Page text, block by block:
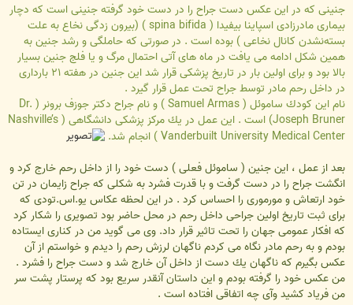
جنینی كه در این عكس دست جراح را در دست خود گرفته جنینی است كه دچار
بیماری مادرزادی اسپاینا بیفیدا ( spina bifida ) (بیرون زدگی نخاع به علت
بسته‌نشدن كانال نخاعی ) بوده است . در صورتی كه حاملگی و رشد جنین به
همین شكل ادامه می یافت در ماه های آتی احتمال مرگ و یا فلج جنین بسیار
بالا بود و برای اولین بار در تاریخ پزشكی قرار شد این جنین در هفته ۲۱ بارداری
در داخل رحم مادر توسط جراح تحت عمل قرار گیرد .
نام این كودك ساموئل ( Samuel Armas ) و نام جراح دكتر جوزف برونر ( Dr.
Joseph Bruner) است . این عمل در یك مركز پزشكی دانشگاهی ( Nashville’s
Vanderbuilt University Medical Center ) انجام شد.
بعد از عمل ، این جنین ( ساموئل فعلی ) دست خود را از داخل رحم خارج كرد و
انگشت جراح را در دست گرفت و با قدرت فشرد به شكلی كه جراح زایمان در تن
خود ارتعاش و مورموری را احساس كرد . در این لحظه عكاس یو.اس.تودی كه
برای ثبت تاریخ اولین جراحی داخل رحم در محل حاضر بود تصویری را شكار كرد
كه افكار عمومی جهان را تحت تاثیر قرار داد. وی می گوید من در كناری ایستاده
بودم و به رحم مادر نگاه می كردم ناگهان لرزش رحم را دیدم و خواستم از آن
عكس بگیرم كه ناگهان یك دست از داخل آن خارج شد و دست جراح را فشرد .
من عكس خود را گرفته بودم و این داستان آنقدر سریع بود كه پرستار پشت سر
من فریاد كشید وآی چه اتفاقی افتاده است .